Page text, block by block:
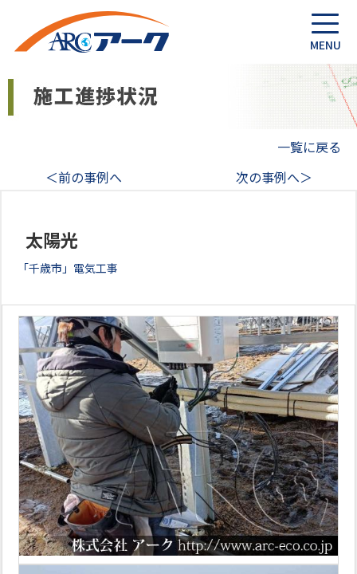
一覧に戻る
＜前の事例へ
次の事例へ＞
太陽光
「千歳市」電気工事